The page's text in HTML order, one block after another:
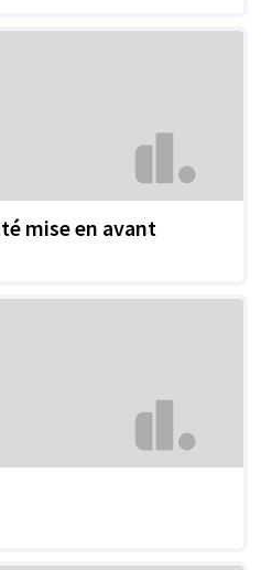
mise en avant